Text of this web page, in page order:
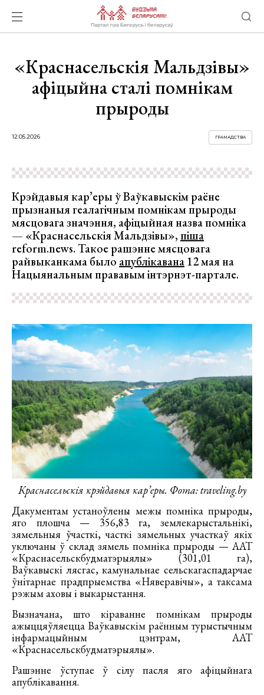
«Краснасельскія Мальдзівы»
афіцыйна сталі помнікам
прыроды
12.05.2026 ГРАМАДСТВА
Крэйдавыя кар’еры ў Ваўкавыскім раёне
прызнаныя геалагічным помнікам прыроды
мясцовага значэння, афіцыйная назва помніка
— «Краснасельскія Мальдзівы», піша
reform.news. Такое рашэнне мясцовага
райвыканкама было апублікавана12 мая на
Нацыянальным прававым інтэрнэт-партале.
Краснасельскія крэйдавыя кар’еры. Фота: traveling.by
Дакументам устаноўлены межы помніка прыроды,
яго плошча — 356,83 га, землекарыстальнікі,
зямельныя ўчасткі, часткі зямельных участкаў якіх
уключаны ў склад зямель помніка прыроды — ААТ
«Краснасельскбудматэрыялы» (301,01 га),
Ваўкавыскі лясгас, камунальнае сельскагаспадарчае
ўнітарнае прадпрыемства «Няверавічы», а таксама
рэжым аховы і выкарыстання.
Вызначана, што кіраванне помнікам прыроды
ажыццяўляецца Ваўкавыскім раённым турыстычным
інфармацыйным цэнтрам, ААТ
«Краснасельскбудматэрыялы».
Рашэнне ўступае ў сілу пасля яго афіцыйнага
апублікавання.